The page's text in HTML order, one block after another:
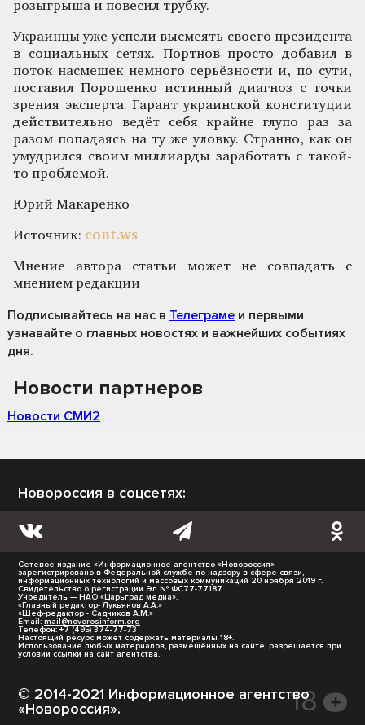
розыгрыша и повесил трубку.
Украинцы уже успели высмеять своего президента
в социальных сетях. Портнов просто добавил в
поток насмешек немного серьёзности и, по сути,
поставил Порошенко истинный диагноз с точки
зрения эксперта. Гарант украинской конституции
действительно ведёт себя крайне глупо раз за
разом попадаясь на ту же уловку. Странно, как он
умудрился своим миллиарды заработать с такой-
то проблемой.
Юрий Макаренко
Источник: cont.ws
Мнение автора статьи может не совпадать с
мнением редакции
Подписывайтесь на нас в Телеграме и первыми
узнавайте о главных новостях и важнейших событиях
дня.
Новости партнеров
Новости СМИ2
Новороссия в соцсетях:
Сетевое издание «Информационное агентство «Новороссия»
зарегистрировано в Федеральной службе по надзору в сфере связи,
информационных технологий и массовых коммуникаций 20 ноября 2019 г.
Свидетельство о регистрации Эл № ФС77-77187.
Учредитель — НАО «Царьград медиа».
«Главный редактор- Лукьянов А.А.»
«Шеф-редактор - Садчиков А.М.»
Email: mail@novorosinform.org
Телефон: +7 (495) 374-77-73
Настоящий ресурс может содержать материалы 18+.
Использование любых материалов, размещённых на сайте, разрешается при
условии ссылки на сайт агентства.
© 2014-2021 Информационное агентство
«Новороссия».